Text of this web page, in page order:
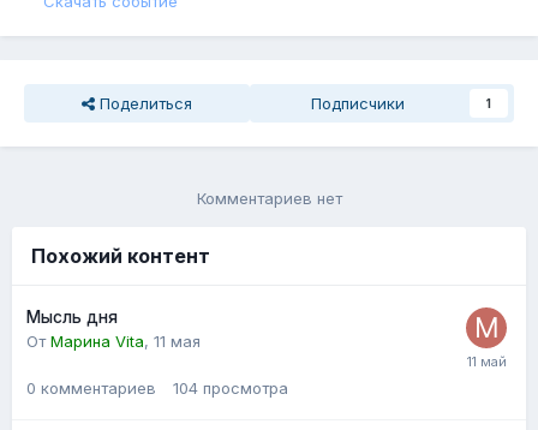
Поделиться Подписчики 1
Комментариев нет
Похожий контент
Мысль дня
ОтМарина Vita, 11 мая
0 комментариев 104 просмотра